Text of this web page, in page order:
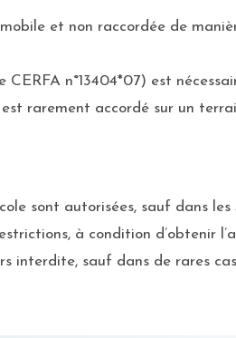
et non raccordée de
CERFA n°13404*07) est
rarement accordé sur un
sont autorisées, sauf dans
à condition d’obtenir
interdite, sauf dans de rares